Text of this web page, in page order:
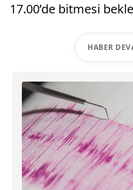
17.00’de bitmesi
HABER